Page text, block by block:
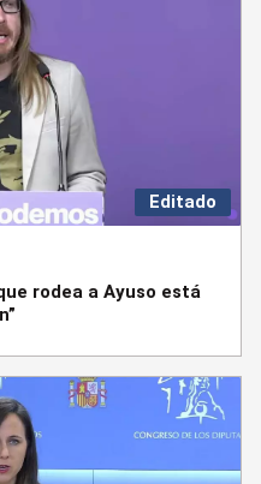
Editado
rodea a Ayuso está